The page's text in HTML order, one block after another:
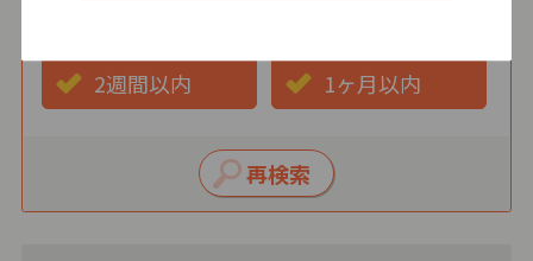
2週間以内 1ヶ月以内